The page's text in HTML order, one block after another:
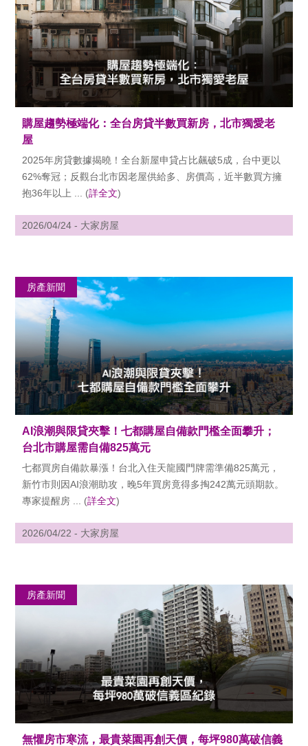
購屋趨勢極端化：全台房貸半數買新房，北市獨愛老
屋
2025年房貸數據揭曉！全台新屋申貸占比飆破5成，台中更以
62%奪冠；反觀台北市因老屋供給多、房價高，近半數買方擁
抱36年以上 ... (詳全文)
2026/04/24 - 大家房屋
房產新聞
AI浪潮與限貸夾擊！七都購屋自備款門檻全面攀升；
台北市購屋需自備825萬元
七都買房自備款暴漲！台北入住天龍國門牌需準備825萬元，
新竹市則因AI浪潮助攻，晚5年買房竟得多掏242萬元頭期款。
專家提醒房 ... (詳全文)
2026/04/22 - 大家房屋
房產新聞
無懼房市寒流，最貴菜園再創天價，每坪980萬破信義